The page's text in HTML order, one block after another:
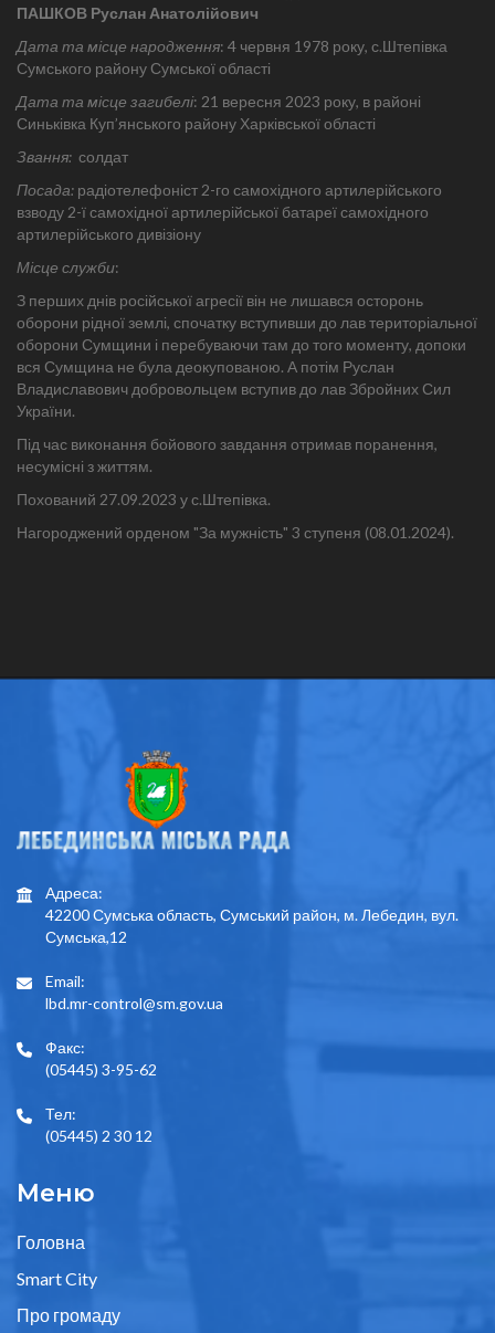
ПАШКОВ Руслан Анатолійович
Дата та місце народження: 4 червня 1978 року, с.Штепівка
Сумського району Сумської області
Дата та місце загибелі: 21 вересня 2023 року, в районі
Синьківка Куп’янського району Харківської області
Звання: солдат
Посада: радіотелефоніст 2-го самохідного артилерійського
взводу 2-ї самохідної артилерійської батареї самохідного
артилерійського дивізіону
Місце служби:
З перших днів російської агресії він не лишався осторонь
оборони рідної землі, спочатку вступивши до лав територіальної
оборони Сумщини і перебуваючи там до того моменту, допоки
вся Сумщина не була деокупованою. А потім Руслан
Владиславович добровольцем вступив до лав Збройних Сил
України.
Під час виконання бойового завдання отримав поранення,
несумісні з життям.
Похований 27.09.2023 у с.Штепівка.
Нагороджений орденом "За мужність" 3 ступеня (08.01.2024).
Адреса:
42200 Сумська область, Сумський район, м. Лебедин, вул.
Сумська,12
Email:
lbd.mr-control@sm.gov.ua
Факс:
(05445) 3-95-62
Тел:
(05445) 2 30 12
Меню
Головна
Smart City
Про громаду